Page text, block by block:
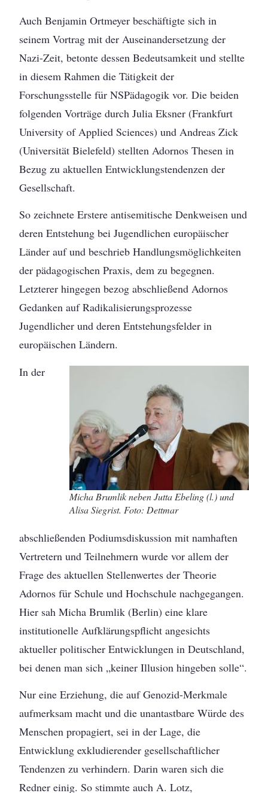
Auch Benjamin Ortmeyer beschäftigte sich in
seinem Vortrag mit der Auseinandersetzung der
Nazi-Zeit, betonte dessen Bedeutsamkeit und stellte
in diesem Rahmen die Tätigkeit der
Forschungsstelle für NSPädagogik vor. Die beiden
folgenden Vorträge durch Julia Eksner (Frankfurt
University of Applied Sciences) und Andreas Zick
(Universität Bielefeld) stellten Adornos Thesen in
Bezug zu aktuellen Entwicklungstendenzen der
Gesellschaft.
So zeichnete Erstere antisemitische Denkweisen und
deren Entstehung bei Jugendlichen europäischer
Länder auf und beschrieb Handlungsmöglichkeiten
der pädagogischen Praxis, dem zu begegnen.
Letzterer hingegen bezog abschließend Adornos
Gedanken auf Radikalisierungsprozesse
Jugendlicher und deren Entstehungsfelder in
europäischen Ländern.
Micha Brumlik neben Jutta Ebeling (l.) und
Alisa Siegrist. Foto: Dettmar
In der
abschließenden Podiumsdiskussion mit namhaften
Vertretern und Teilnehmern wurde vor allem der
Frage des aktuellen Stellenwertes der Theorie
Adornos für Schule und Hochschule nachgegangen.
Hier sah Micha Brumlik (Berlin) eine klare
institutionelle Aufklärungspflicht angesichts
aktueller politischer Entwicklungen in Deutschland,
bei denen man sich „keiner Illusion hingeben solle“.
Nur eine Erziehung, die auf Genozid-Merkmale
aufmerksam macht und die unantastbare Würde des
Menschen propagiert, sei in der Lage, die
Entwicklung exkludierender gesellschaftlicher
Tendenzen zu verhindern. Darin waren sich die
Redner einig. So stimmte auch A. Lotz,